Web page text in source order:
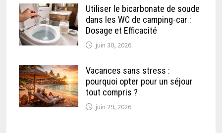
Utiliser le bicarbonate de soude
dans les WC de camping-car :
Dosage et Efficacité
juin 30, 2026
Vacances sans stress :
pourquoi opter pour un séjour
tout compris ?
juin 29, 2026